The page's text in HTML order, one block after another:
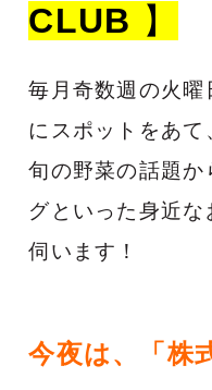
CLUB 】
毎月奇数週の火
にスポットをあて
旬の野菜の話題
グといった身近
伺います！
今夜は、「株